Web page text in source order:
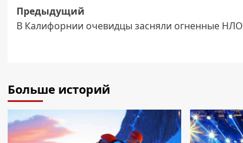
Навигация
записи
Предыдущий
В Калифорнии очевидцы засняли огненные НЛО
Больше историй